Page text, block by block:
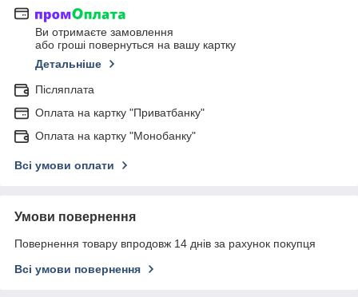
Ви отримаєте замовлення
або гроші повернуться на вашу картку
Детальніше
Післяплата
Оплата на картку "Приватбанку"
Оплата на картку "Монобанку"
Всі умови оплати
Умови повернення
Повернення товару впродовж 14 днів за рахунок покупця
Всі умови повернення